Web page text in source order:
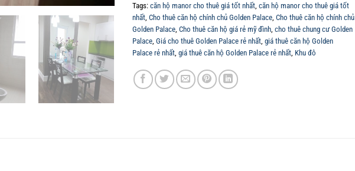
Tags: căn hộ manor cho thuê giá tốt nhất căn hộ manor cho thuê giá tốt
nhất Cho thuê căn hộ chính chủ Golden Palace Cho thuê căn hộ chính chủ
Golden Palace Cho thuê căn hộ giá rẻ mỹ đình cho thuê chung cư Golden
Palace Giá cho thuê Golden Palace rẻ nhất giá thuê căn hộ Golden
Palace rẻ nhất giá thuê căn hộ Golden Palace rẻ nhất Khu đô